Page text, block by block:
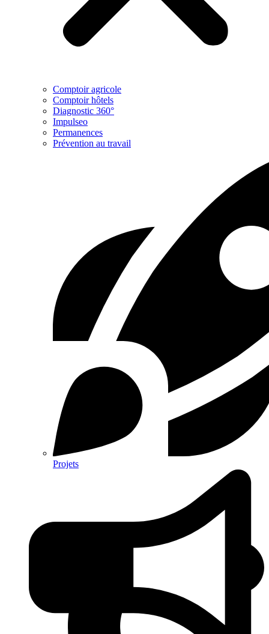
Comptoir agricole
Comptoir hôtels
Diagnostic 360°
Impulseo
Permanences
Prévention au travail
Projets